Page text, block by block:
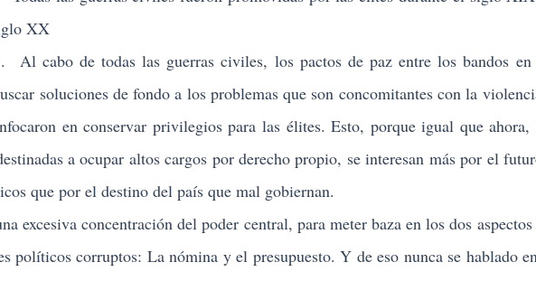
XX
todas las guerras civiles, los pactos de paz entre los bandos en
soluciones de fondo a los problemas que son concomitantes con la
en conservar privilegios para las élites. Esto, porque igual que
a ocupar altos cargos por derecho propio, se interesan más por el
que por el destino del país que mal gobiernan.
concentración del poder central, para meter baza en los dos aspectos
políticos corruptos: La nómina y el presupuesto. Y de eso nunca se hablado